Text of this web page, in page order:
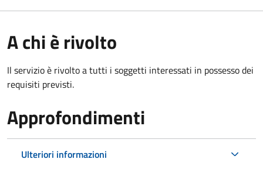
A chi è rivolto
Il servizio è rivolto a tutti i soggetti interessati in possesso dei
requisiti previsti.
Approfondimenti
Ulteriori informazioni